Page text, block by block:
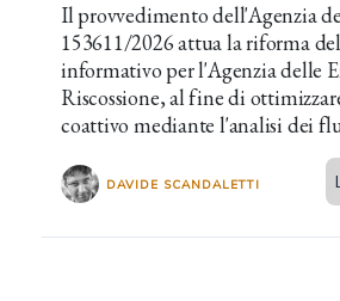
Il provvedimento dell'Agenzia
153611/2026 attua la riforma
informativo per l'Agenzia delle
Riscossione, al fine di
coattivo mediante l'analisi dei
elettroniche dell'ultimo
DAVIDE SCANDALETTI